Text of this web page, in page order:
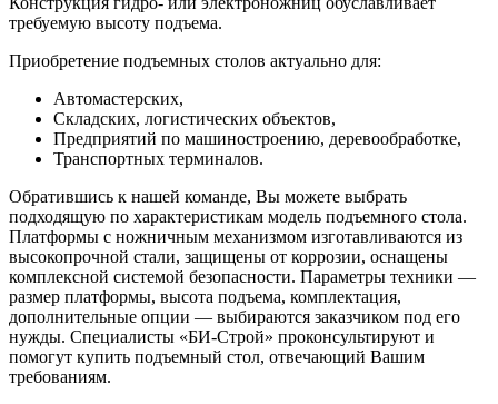
требуемую высоту подъема.
Приобретение подъемных столов актуально для:
Автомастерских,
Складских, логистических объектов,
Предприятий по машиностроению, деревообработке,
Транспортных терминалов.
Обратившись к нашей команде, Вы можете выбрать
подходящую по характеристикам модель подъемного стола.
Платформы с ножничным механизмом изготавливаются из
высокопрочной стали, защищены от коррозии, оснащены
комплексной системой безопасности. Параметры техники —
размер платформы, высота подъема, комплектация,
дополнительные опции — выбираются заказчиком под его
нужды. Специалисты «БИ-Строй» проконсультируют и
помогут купить подъемный стол, отвечающий Вашим
требованиям.